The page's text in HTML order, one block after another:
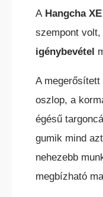
A Hangcha
szempont volt,
igénybevétel
A megerősített
oszlop, a
égésű
gumik mind
nehezebb
megbízható